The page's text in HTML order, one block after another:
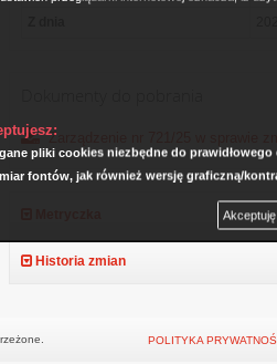
pliki cookies niezbędne do
fontów, jak również wersję graficzną/
Zarządzenie nr 721/25 w sprawie
Historia zmian
POLITYKA